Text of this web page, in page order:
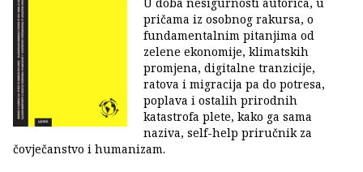
pričama iz osobnog rakursa, o
fundamentalnim pitanjima od
zelene ekonomije, klimatskih
promjena, digitalne tranzicije,
ratova i migracija pa do potresa,
poplava i ostalih prirodnih
katastrofa plete, kako ga sama
naziva, self-help priručnik za
čovječanstvo i humanizam.